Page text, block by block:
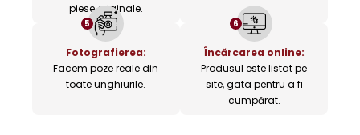
piese originale.
5
Fotografierea:
Facem poze reale din
toate unghiurile.
6
Încărcarea online:
Produsul este listat pe
site, gata pentru a fi
cumpărat.